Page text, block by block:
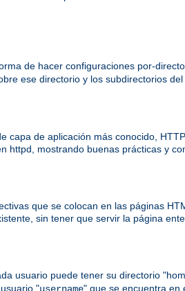
de hacer configuraciones por-
ese directorio y los subdirectorios del
capa de aplicación más conocido,
httpd, mostrando buenas prácticas y
que se colocan en las páginas
sin tener que servir la página
usuario puede tener su directorio
"username" que se encuentra en